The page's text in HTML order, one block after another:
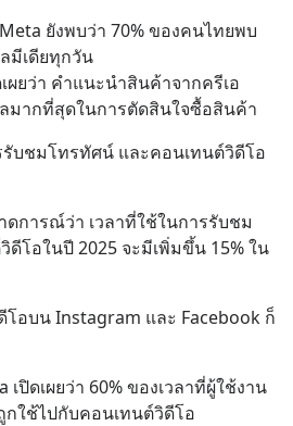
ยังพบว่า 70% ของคนไทยพบ
มีเดียทุกวัน
ผยว่า คำแนะนำสินค้าจากครีเอ
มากที่สุดในการตัดสินใจซื้อสินค้า
รับชมโทรทัศน์ และคอนเทนต์วิดีโอ
การณ์ว่า เวลาที่ใช้ในการรับชม
โอในปี 2025 จะมีเพิ่มขึ้น 15% ใน
โอบน Instagram และ Facebook ก็
ปิดเผยว่า 60% ของเวลาที่ผู้ใช้งาน
ใช้ไปกับคอนเทนต์วิดีโอ